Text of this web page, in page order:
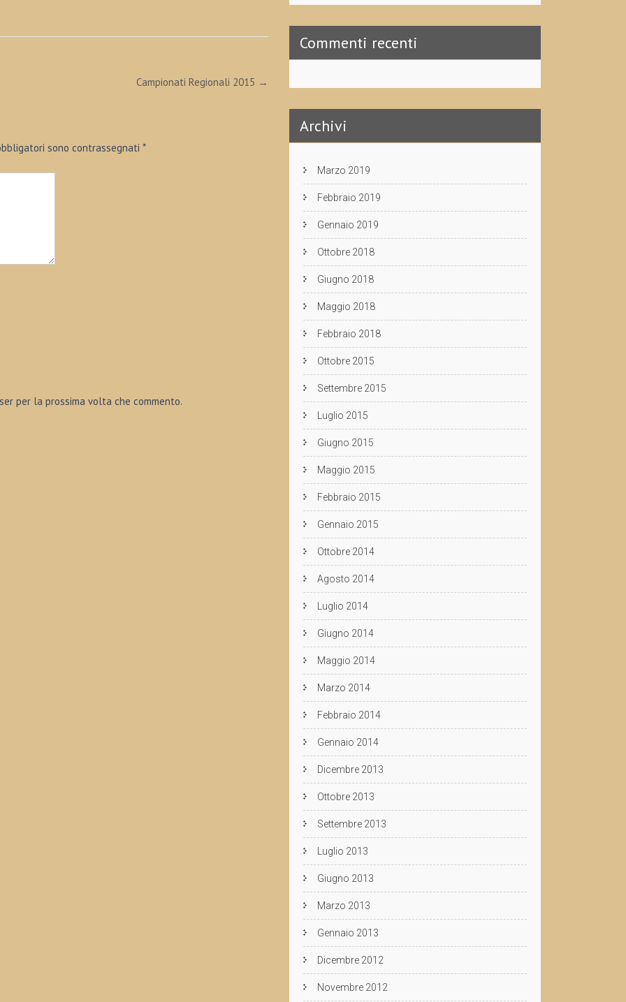
Campionati Regionali 2015 →
sono contrassegnati *
per la prossima volta che commento.
Commenti recenti
Archivi
Marzo 2019
Febbraio 2019
Gennaio 2019
Ottobre 2018
Giugno 2018
Maggio 2018
Febbraio 2018
Ottobre 2015
Settembre 2015
Luglio 2015
Giugno 2015
Maggio 2015
Febbraio 2015
Gennaio 2015
Ottobre 2014
Agosto 2014
Luglio 2014
Giugno 2014
Maggio 2014
Marzo 2014
Febbraio 2014
Gennaio 2014
Dicembre 2013
Ottobre 2013
Settembre 2013
Luglio 2013
Giugno 2013
Marzo 2013
Gennaio 2013
Dicembre 2012
Novembre 2012